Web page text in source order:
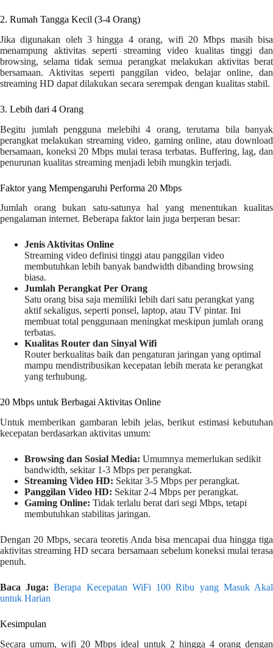
2. Rumah Tangga Kecil (3-4 Orang)
Jika digunakan oleh 3 hingga 4 orang, wifi 20 Mbps masih bisa
menampung aktivitas seperti streaming video kualitas tinggi dan
browsing, selama tidak semua perangkat melakukan aktivitas berat
bersamaan. Aktivitas seperti panggilan video, belajar online, dan
streaming HD dapat dilakukan secara serempak dengan kualitas stabil.
3. Lebih dari 4 Orang
Begitu jumlah pengguna melebihi 4 orang, terutama bila banyak
perangkat melakukan streaming video, gaming online, atau download
bersamaan, koneksi 20 Mbps mulai terasa terbatas. Buffering, lag, dan
penurunan kualitas streaming menjadi lebih mungkin terjadi.
Faktor yang Mempengaruhi Performa 20 Mbps
Jumlah orang bukan satu-satunya hal yang menentukan kualitas
pengalaman internet. Beberapa faktor lain juga berperan besar:
Jenis Aktivitas Online
Streaming video definisi tinggi atau panggilan video
membutuhkan lebih banyak bandwidth dibanding browsing
biasa.
Jumlah Perangkat Per Orang
Satu orang bisa saja memiliki lebih dari satu perangkat yang
aktif sekaligus, seperti ponsel, laptop, atau TV pintar. Ini
membuat total penggunaan meningkat meskipun jumlah orang
terbatas.
Kualitas Router dan Sinyal Wifi
Router berkualitas baik dan pengaturan jaringan yang optimal
mampu mendistribusikan kecepatan lebih merata ke perangkat
yang terhubung.
20 Mbps untuk Berbagai Aktivitas Online
Untuk memberikan gambaran lebih jelas, berikut estimasi kebutuhan
kecepatan berdasarkan aktivitas umum:
Browsing dan Sosial Media: Umumnya memerlukan sedikit
bandwidth, sekitar 1-3 Mbps per perangkat.
Streaming Video HD: Sekitar 3-5 Mbps per perangkat.
Panggilan Video HD: Sekitar 2-4 Mbps per perangkat.
Gaming Online: Tidak terlalu berat dari segi Mbps, tetapi
membutuhkan stabilitas jaringan.
Dengan 20 Mbps, secara teoretis Anda bisa mencapai dua hingga tiga
aktivitas streaming HD secara bersamaan sebelum koneksi mulai terasa
penuh.
Baca Juga: Berapa Kecepatan WiFi 100 Ribu yang Masuk Akal
untuk Harian
Kesimpulan
Secara umum, wifi 20 Mbps ideal untuk 2 hingga 4 orang dengan